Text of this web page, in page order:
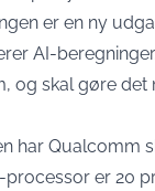
er en ny
AI-
og skal gøre
har Qualcomm
er 20